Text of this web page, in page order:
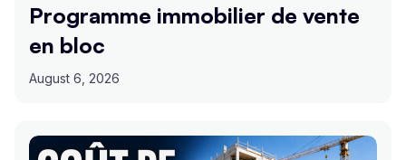
Programme immobilier de vente
en bloc
August 6, 2026